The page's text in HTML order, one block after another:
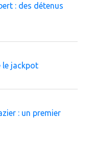
: des détenus
le jackpot
: un premier